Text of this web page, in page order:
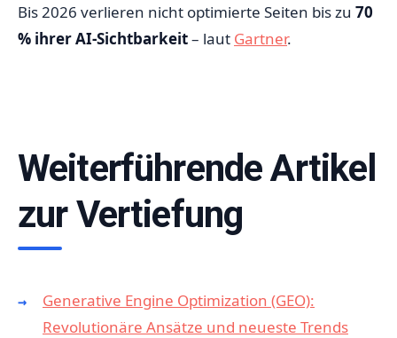
Bis 2026 verlieren nicht optimierte Seiten bis zu 70
% ihrer AI-Sichtbarkeit– laut Gartner.
Weiterführende Artikel
zur Vertiefung
Generative Engine Optimization (GEO):
Revolutionäre Ansätze und neueste Trends